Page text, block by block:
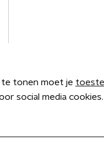
te tonen moet je
social media cookies.